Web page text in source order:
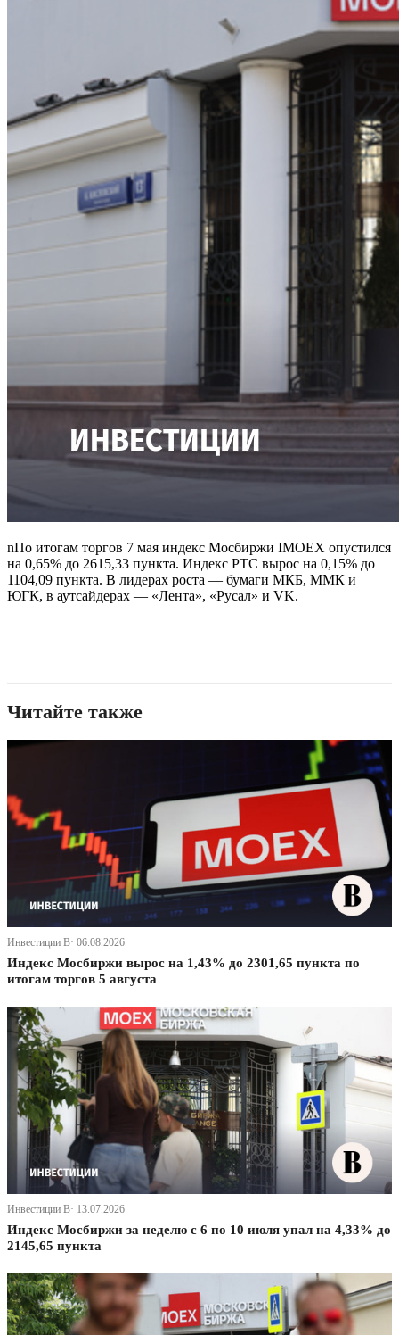
nПо итогам торгов 7 мая индекс Мосбиржи IMOEX опустился
на 0,65% до 2615,33 пункта. Индекс РТС вырос на 0,15% до
1104,09 пункта. В лидерах роста — бумаги МКБ, ММК и
ЮГК, в аутсайдерах — «Лента», «Русал» и VK.
Читайте также
Инвестиции В· 06.08.2026
Индекс Мосбиржи вырос на 1,43% до 2301,65 пункта по
итогам торгов 5 августа
Инвестиции В· 13.07.2026
Индекс Мосбиржи за неделю с 6 по 10 июля упал на 4,33% до
2145,65 пункта